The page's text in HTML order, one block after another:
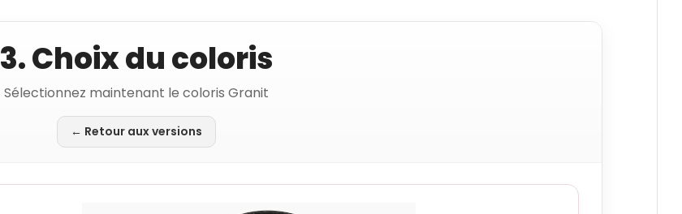
3. Choix du coloris
Sélectionnez maintenant le coloris Granit
← Retour aux versions